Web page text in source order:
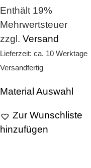
Enthält 19%
Mehrwertsteuer
zzgl. Versand
Lieferzeit: ca. 10 Werktage
Versandfertig
Material Auswahl
Zur Wunschliste
hinzufügen